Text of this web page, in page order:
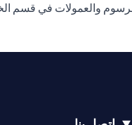
والعمولات في قسم